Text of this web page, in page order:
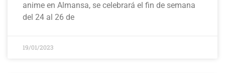
anime en Almansa, se celebrará el fin de semana
del 24 al 26 de
19/01/2023